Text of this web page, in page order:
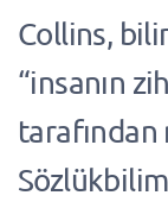
Collins,
“insanın
tarafından